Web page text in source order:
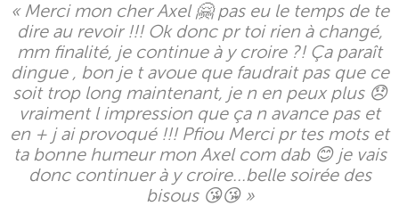
« Merci mon cher Axel 🤗 pas eu le temps de te
dire au revoir !!! Ok donc pr toi rien à changé,
mm finalité, je continue à y croire ?! Ça paraît
dingue , bon je t avoue que faudrait pas que ce
soit trop long maintenant, je n en peux plus 😞
vraiment l impression que ça n avance pas et
en + j ai provoqué !!! Pfiou Merci pr tes mots et
ta bonne humeur mon Axel com dab 😊 je vais
donc continuer à y croire...belle soirée des
bisous 😘😘 »